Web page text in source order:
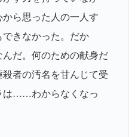
ら思った人の一人す
きなかった。だか
だ。何のための献身だ
者の汚名を甘んじて受
は……わからなくなっ